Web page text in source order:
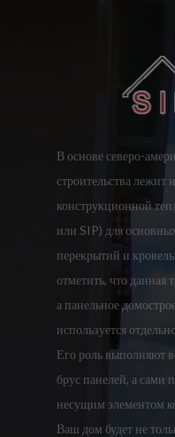
В основе северо-
строительства лежит
конструкционной
или SIP) для
перекрытий и
отметить, что данная
а панельное
используется
Его роль выполняют
брус панелей, а сами
несущим элементом
Ваш дом будет не